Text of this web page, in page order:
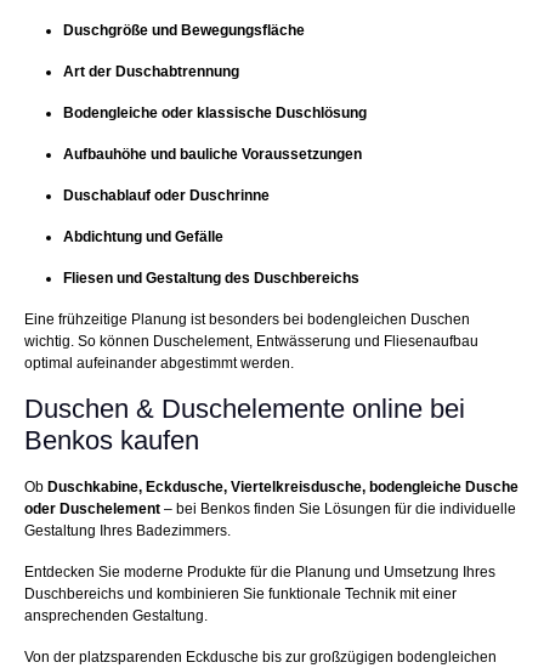
Duschgröße und Bewegungsfläche
Art der Duschabtrennung
Bodengleiche oder klassische Duschlösung
Aufbauhöhe und bauliche Voraussetzungen
Duschablauf oder Duschrinne
Abdichtung und Gefälle
Fliesen und Gestaltung des Duschbereichs
Eine frühzeitige Planung ist besonders bei bodengleichen Duschen
wichtig. So können Duschelement, Entwässerung und Fliesenaufbau
optimal aufeinander abgestimmt werden.
Duschen & Duschelemente online bei
Benkos kaufen
Ob Duschkabine, Eckdusche, Viertelkreisdusche, bodengleiche Dusche
oder Duschelement – bei Benkos finden Sie Lösungen für die individuelle
Gestaltung Ihres Badezimmers.
Entdecken Sie moderne Produkte für die Planung und Umsetzung Ihres
Duschbereichs und kombinieren Sie funktionale Technik mit einer
ansprechenden Gestaltung.
Von der platzsparenden Eckdusche bis zur großzügigen bodengleichen